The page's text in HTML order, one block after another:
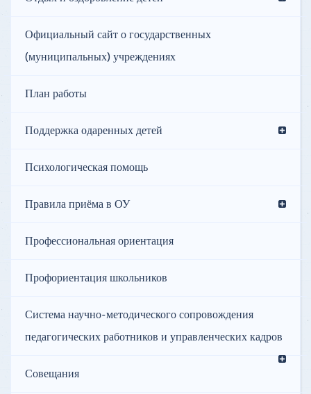
Официальный сайт о государственных
(муниципальных) учреждениях
План работы
Поддержка одаренных детей
Психологическая помощь
Правила приёма в ОУ
Профессиональная ориентация
Профориентация школьников
Система научно-методического сопровождения
педагогических работников и управленческих кадров
Совещания